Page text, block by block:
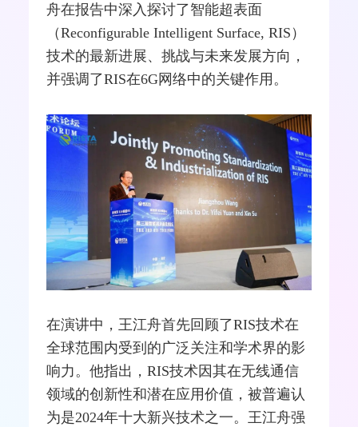
舟在报告中深入探讨了智能超表面
（Reconfigurable Intelligent Surface, RIS）
技术的最新进展、挑战与未来发展方向，
并强调了RIS在6G网络中的关键作用。
在演讲中，王江舟首先回顾了RIS技术在
全球范围内受到的广泛关注和学术界的影
响力。他指出，RIS技术因其在无线通信
领域的创新性和潜在应用价值，被普遍认
为是2024年十大新兴技术之一。王江舟强